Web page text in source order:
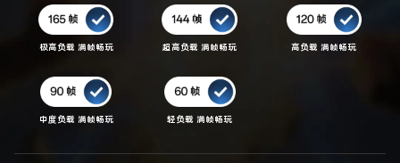
极高负载 满帧畅玩 超高负载 满帧畅玩 高负载 满帧畅玩
中度负载 满帧畅玩 轻负载 满帧畅玩